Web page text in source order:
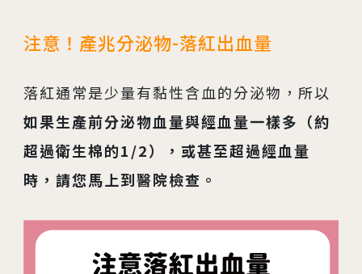
注意！產兆分泌物-落紅出血量
落紅通常是少量有黏性含血的分泌物，所以
如果生產前分泌物血量與經血量一樣多（約
超過衛生棉的1/2），或甚至超過經血量
時，請您馬上到醫院檢查。